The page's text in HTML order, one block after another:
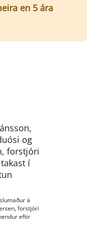
en 5 ára
á
forstjóri
eftir